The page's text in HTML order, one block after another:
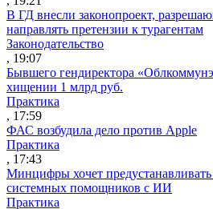
В ГД внесли законопроект,
направлять претензии к турагентам
Законодательство
, 19:07
Бывшего гендиректора
хищении 1 млрд руб.
Практика
, 17:59
ФАС возбудила дело против Apple
Практика
, 17:43
Минцифры хочет
системных помощников с ИИ
Практика